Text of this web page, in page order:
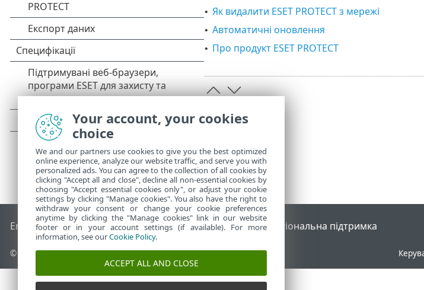
• Як видалити ESET PROTECT з мережі
• Автоматичні оновлення
• Про продукт ESET PROTECT
End of Life База знань ESETФорум ESET ESET Status Portal Регіональна підтримка
© 1992 - 2026 ESET, spol. s r.o. - Усі права захищено.
Your account, your cookies
choice
We and our partners use cookies to give you the best optimized
online experience, analyze our website traffic, and serve you with
personalized ads. You can agree to the collection of all cookies by
clicking "Accept all and close", decline all non-essential cookies by
choosing "Accept essential cookies only", or adjust your cookie
settings by clicking "Manage cookies". You also have the right to
withdraw your consent or change your cookie preferences
anytime by clicking the "Manage cookies" link in our website
footer or in your account settings (if available). For more
information, see ourCookie Policy.
ACCEPT ALL AND CLOSE